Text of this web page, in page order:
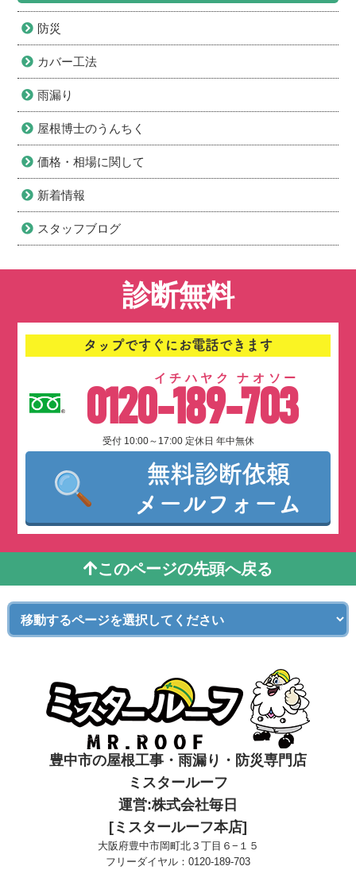
防災
カバー工法
雨漏り
屋根博士のうんちく
価格・相場に関して
新着情報
スタッフブログ
診断無料
タップですぐにお電話できます
0120-189-703
イチハヤク ナオソー
受付 10:00～17:00 定休日 年中無休
無料診断依頼
メールフォーム
このページの先頭へ戻る
豊中市の屋根工事・雨漏り・防災専門店
ミスタールーフ
運営:株式会社毎日
[ミスタールーフ本店]
大阪府豊中市岡町北３丁目６−１５
フリーダイヤル： 0120-189-703